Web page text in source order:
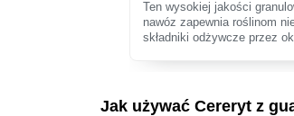
Ten wysokiej jakości
nawóz zapewnia roślinom
składniki odżywcze przez
Jak używać Cereryt z